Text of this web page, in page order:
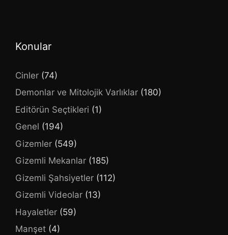
Konular
Cinler (74)
Demonlar ve Mitolojik Varlıklar (180)
Editörün Seçtikleri (1)
Genel (194)
Gizemler (549)
Gizemli Mekanlar (185)
Gizemli Şahsiyetler (112)
Gizemli Videolar (13)
Hayaletler (59)
Manşet (4)